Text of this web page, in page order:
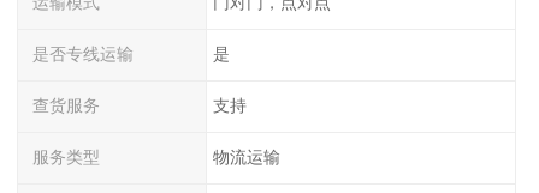
是否专线运输 是
查货服务 支持
服务类型 物流运输